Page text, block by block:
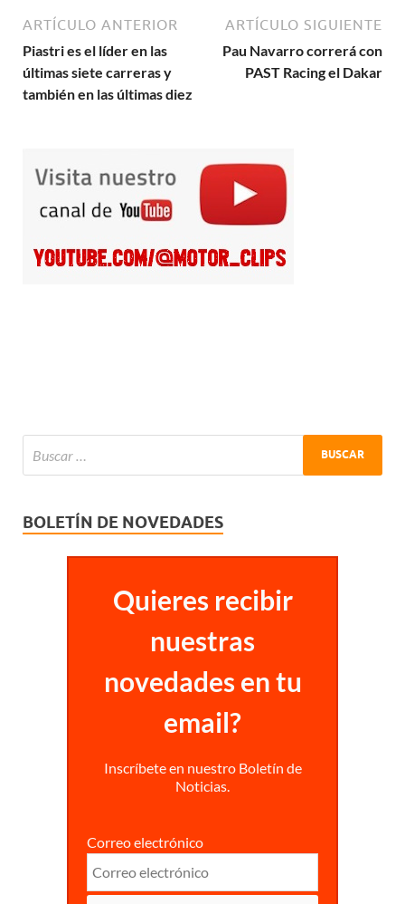
ARTÍCULO ANTERIOR
Piastri es el líder en las
últimas siete carreras y
también en las últimas diez
ARTÍCULO SIGUIENTE
Pau Navarro correrá con
PAST Racing el Dakar
BOLETÍN DE NOVEDADES
Quieres recibir
nuestras
novedades en tu
email?
Inscríbete en nuestro Boletín de
Noticias.
Correo electrónico